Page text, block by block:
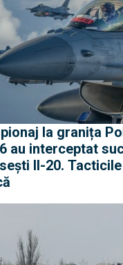
la granița
au interceptat
Il-20.